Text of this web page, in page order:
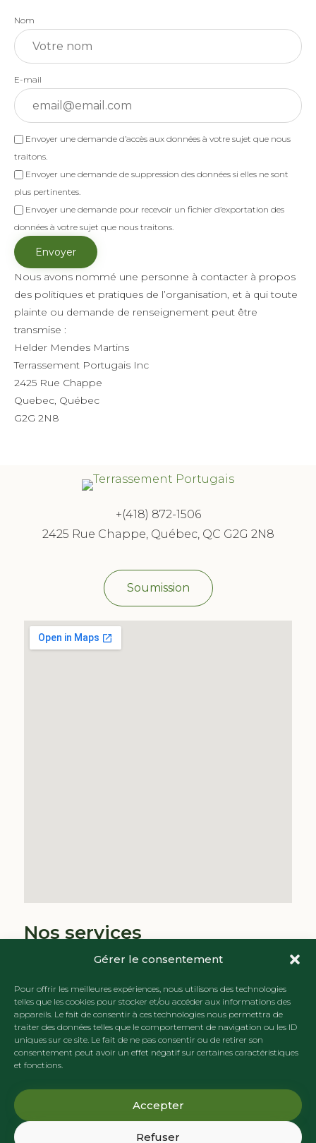
Gérer le consentement
Pour offrir les meilleures expériences, nous utilisons des technologies
telles que les cookies pour stocker et/ou accéder aux informations des
appareils. Le fait de consentir à ces technologies nous permettra de
traiter des données telles que le comportement de navigation ou les ID
uniques sur ce site. Le fait de ne pas consentir ou de retirer son
consentement peut avoir un effet négatif sur certaines caractéristiques
et fonctions.
Accepter
Refuser
Nom
E-mail
Envoyer une demande d’accès aux données à votre sujet que nous
traitons.
Envoyer une demande de suppression des données si elles ne sont
plus pertinentes.
Envoyer une demande pour recevoir un fichier d’exportation des
données à votre sujet que nous traitons.
Nous avons nommé une personne à contacter à propos
des politiques et pratiques de l’organisation, et à qui toute
plainte ou demande de renseignement peut être
transmise :
Helder Mendes Martins
Terrassement Portugais Inc
2425 Rue Chappe
Quebec, Québec
G2G 2N8
+(418) 872-1506
2425 Rue Chappe, Québec, QC G2G 2N8
Soumission
Nos services
Résidentiel
Génie Civil
Trottoir/Bordures
Aménagement paysager
Déneigement